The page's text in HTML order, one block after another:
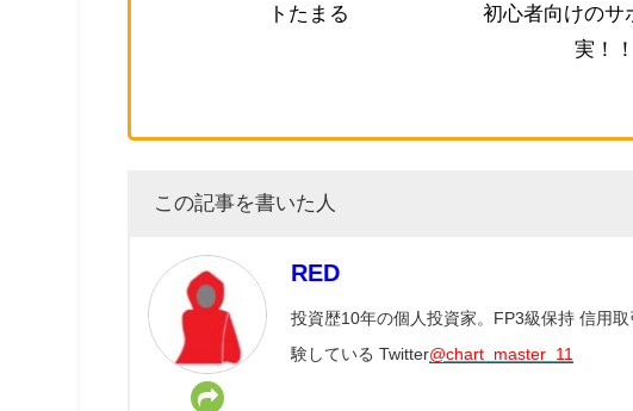
トたまる
初心者向けのサ
実！！
この記事を書いた人
RED
投資歴10年の個人投資家。FP3級保持 信用
験している Twitter@chart_master_11